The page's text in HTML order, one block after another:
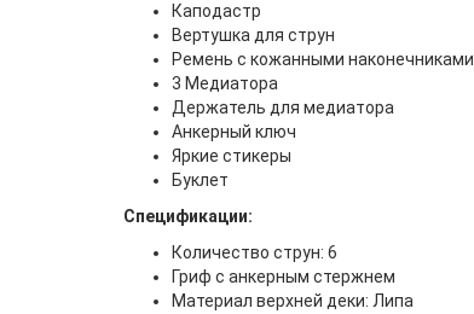
Каподастр
Вертушка для струн
Ремень с кожанными наконечниками
3 Медиатора
Держатель для медиатора
Анкерный ключ
Яркие стикеры
Буклет
Спецификации:
Количество струн: 6
Гриф с анкерным стержнем
Материал верхней деки: Липа